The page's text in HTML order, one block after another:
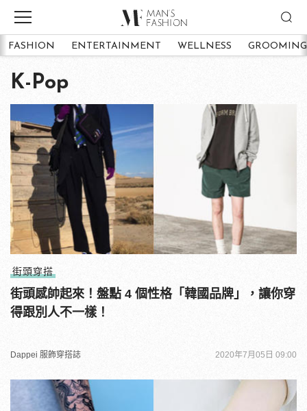
FASHION ENTERTAINMENT WELLNESS GROOMING
K-Pop
街頭穿搭
街頭感帥起來！盤點 4 個性格「韓國品牌」，讓你穿
得跟別人不一樣！
Dappei 服飾穿搭誌 2020年7月05日 09:00